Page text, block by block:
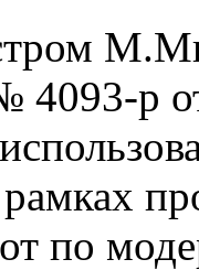
4093-р
по